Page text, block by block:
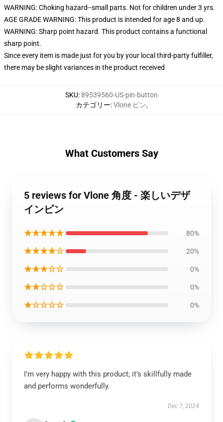
WARNING: Choking hazard--small parts. Not for children under 3 yrs.
AGE GRADE WARNING: This product is intended for age 8 and up.
WARNING: Sharp point hazard. This product contains a functional
sharp point.
Since every item is made just for you by your local third-party fulfiller,
there may be slight variances in the product received
SKU:89539560-US-pin-button
カテゴリー:Vlone ピン,
What Customers Say
5 reviews for Vlone 角度 - 楽しいデザ
インピン
★★★★★ 80%
★★★★☆ 20%
★★★☆☆ 0%
★★☆☆☆ 0%
★☆☆☆☆ 0%
I’m very happy with this product; it’s skillfully made
and performs wonderfully.
Dec 7, 2024